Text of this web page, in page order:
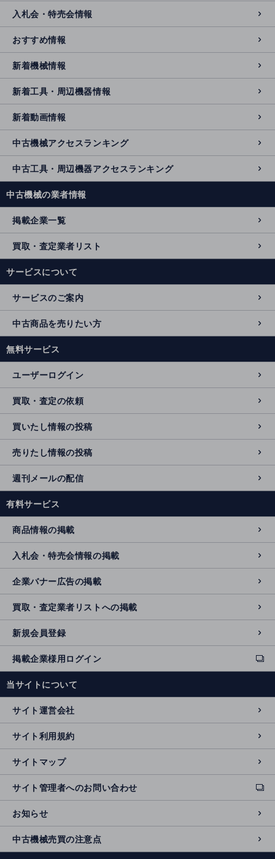
入札会・特売会情報
おすすめ情報
新着機械情報
新着工具・周辺機器情報
新着動画情報
中古機械アクセスランキング
中古工具・周辺機器アクセスランキング
中古機械の業者情報
掲載企業一覧
買取・査定業者リスト
サービスについて
サービスのご案内
中古商品を売りたい方
無料サービス
ユーザーログイン
買取・査定の依頼
買いたし情報の投稿
売りたし情報の投稿
週刊メールの配信
有料サービス
商品情報の掲載
入札会・特売会情報の掲載
企業バナー広告の掲載
買取・査定業者リストへの掲載
新規会員登録
掲載企業様用ログイン
ext
e
n
al
si
t
e
当サイトについて
サイト運営会社
サイト利用規約
サイトマップ
サイト管理者へのお問い合わせ
ext
e
r
n
al
si
お知らせ
中古機械売買の注意点